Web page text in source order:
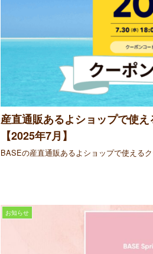
産直通販あるよショップで使
【2025年7月】
BASEの産直通販あるよショップで使える
お知らせ